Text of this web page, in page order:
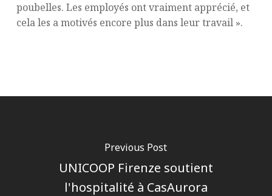
poubelles. Les employés ont vraiment apprécié, et
cela les a motivés encore plus dans leur travail ».
Previous Post
UNICOOP Firenze soutient
l'hospitalité à CasAurora